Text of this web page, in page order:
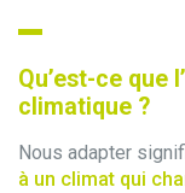
Qu’est-ce que
climatique ?
Nous adapter
à un climat qui